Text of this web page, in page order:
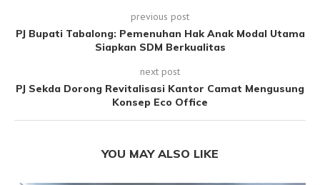
previous post
PJ Bupati Tabalong: Pemenuhan Hak Anak Modal Utama
Siapkan SDM Berkualitas
next post
PJ Sekda Dorong Revitalisasi Kantor Camat Mengusung
Konsep Eco Office
YOU MAY ALSO LIKE